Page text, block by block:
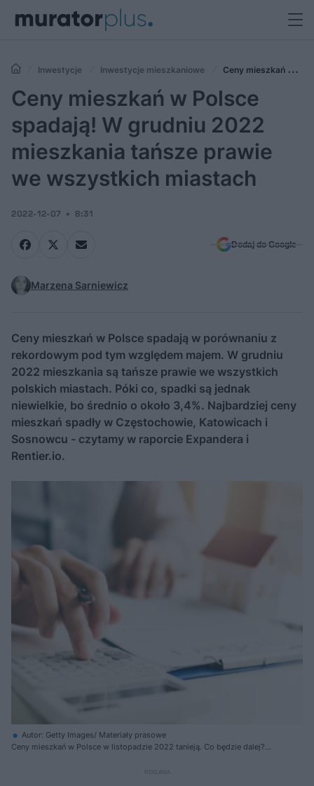
Inwestycje Inwestycje mieszkaniowe
Ceny mieszkań w
Polsce spadają! W grudniu 2022 mieszkania tańsze prawie we
wszystkich miastach
Ceny mieszkań w Polsce
spadają! W grudniu 2022
mieszkania tańsze prawie
we wszystkich miastach
2022-12-07 8:31
Dodaj do Google
Marzena Sarniewicz
Ceny mieszkań w Polsce spadają w porównaniu z
rekordowym pod tym względem majem. W grudniu
2022 mieszkania są tańsze prawie we wszystkich
polskich miastach. Póki co, spadki są jednak
niewielkie, bo średnio o około 3,4%. Najbardziej ceny
mieszkań spadły w Częstochowie, Katowicach i
Sosnowcu - czytamy w raporcie Expandera i
Rentier.io.
Autor: Getty Images/ Materiały prasowe
Ceny mieszkań w Polsce w listopadzie 2022 tanieją. Co będzie dalej?